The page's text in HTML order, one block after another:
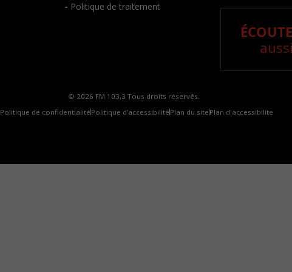
- Politique de traitement
© 2026 FM 103,3 Tous droits réservés.
Politique de confidentialité Politique d’accessibilité Plan du site Plan d'accessibilite